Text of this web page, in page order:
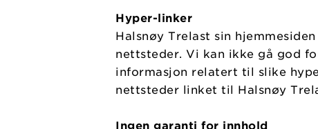
Hyper-linker
Halsnøy Trelast sin
nettsteder. Vi kan ikke gå god
informasjon relatert til slike
nettsteder linket til Halsnøy
Ingen garanti for innhold